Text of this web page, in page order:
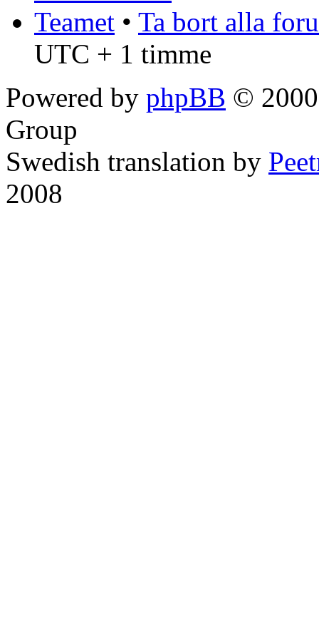
Teamet • Ta bort alla
UTC + 1 timme
Powered by phpBB ©
Group
Swedish translation by
2008